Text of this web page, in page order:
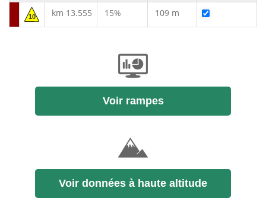
10 km 13.555 15% 109 m
Voir rampes
Voir données à haute altitude